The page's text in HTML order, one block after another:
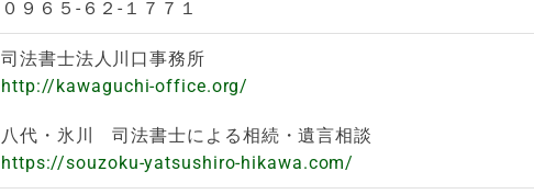
０９６５-６２-１７７１
司法書士法人川口事務所
http://kawaguchi-office.org/
八代・氷川 司法書士による相続・遺言相談
https://souzoku-yatsushiro-hikawa.com/